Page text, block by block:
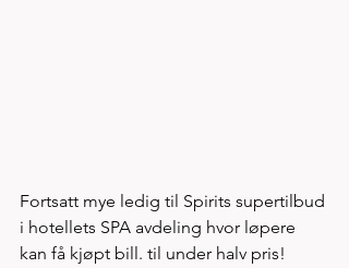
Fortsatt mye ledig til Spirits supertilbud
i hotellets SPA avdeling hvor løpere
kan få kjøpt bill. til under halv pris!